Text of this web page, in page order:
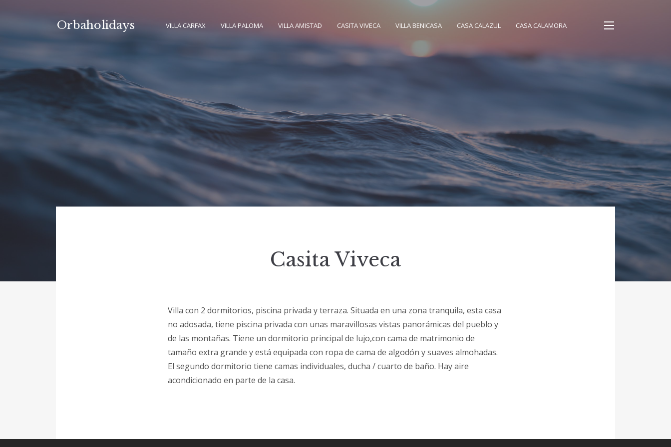
Orbaholidays VILLA CARFAX VILLA PALOMA VILLA AMISTAD CASITA VIVECA VILLA BENICASA CASA CALAZUL CASA CALAMORA
Casita Viveca
Villa con 2 dormitorios, piscina privada y terraza. Situada en una zona tranquila, esta casa
no adosada, tiene piscina privada con unas maravillosas vistas panorámicas del pueblo y
de las montañas. Tiene un dormitorio principal de lujo,con cama de matrimonio de
tamaño extra grande y está equipada con ropa de cama de algodón y suaves almohadas.
El segundo dormitorio tiene camas individuales, ducha / cuarto de baño. Hay aire
acondicionado en parte de la casa.